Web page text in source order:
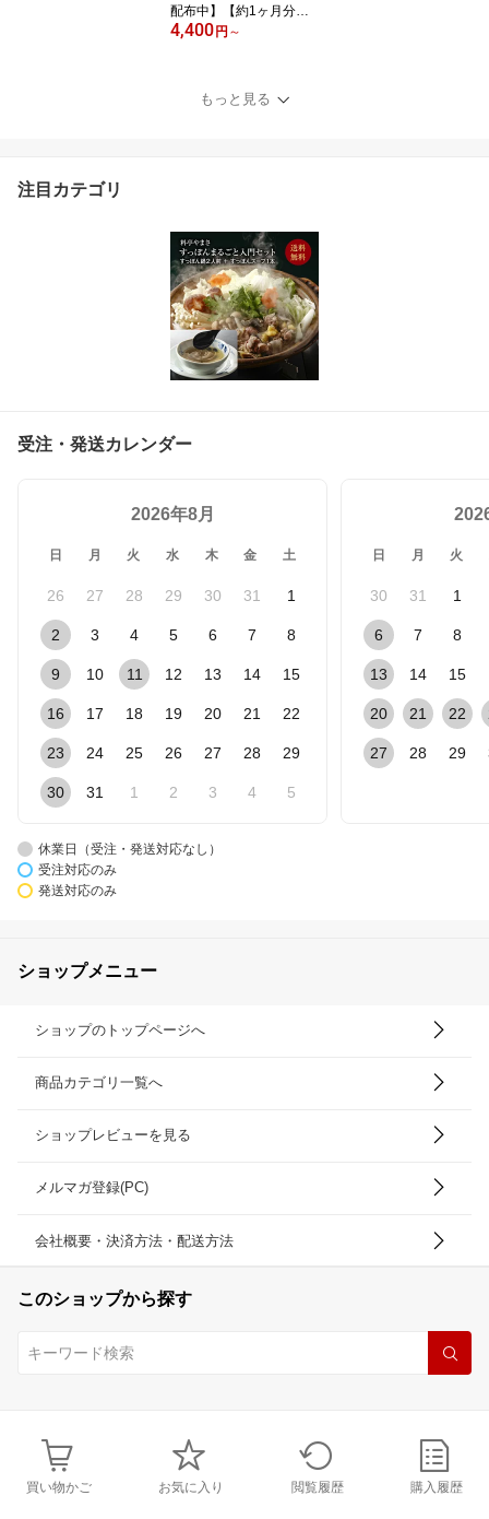
配布中】【約1ヶ月分】
すっぽんの恵み コラーゲ
ゲン すっぽん 料亭やま
さ アミノ酸 エラスチン
4,400 円 ～
もっと見る
注目カテゴリ
受注・発送カレンダー
2026年8月
日 月 火 水 木 金 土
26 27 28 29 30 31 1
2 3 4 5 6 7 8
9 10 11 12 13 14 15
16 17 18 19 20 21 22
23 24 25 26 27 28 29
30 31 1 2 3 4 5
日 月 火
30 31 1
6 7 8
13 14 15
20 21 22
27 28 29
休業日（受注・発送対応なし）
受注対応のみ
発送対応のみ
ショップメニュー
ショップのトップページへ
商品カテゴリ一覧へ
ショップレビューを見る
メルマガ登録(PC)
会社概要・決済方法・配送方法
このショップから探す
買い物かご お気に入り 閲覧履歴 購入履歴